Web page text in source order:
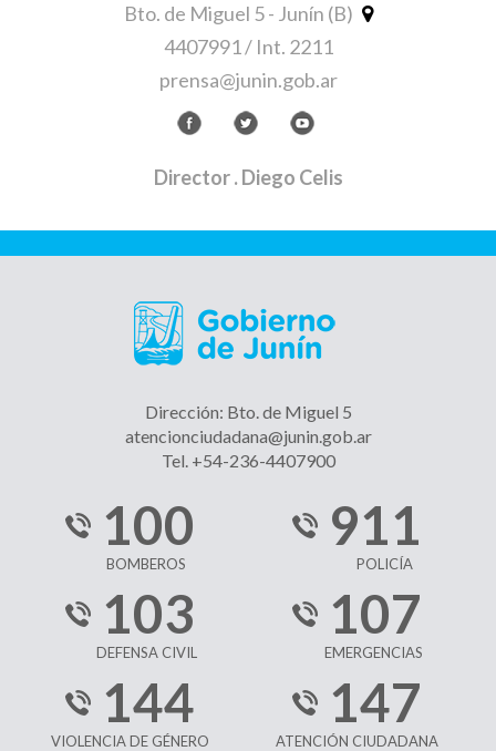
Bto. de Miguel 5 - Junín (B)
4407991 / Int. 2211
prensa@junin.gob.ar
Director. Diego Celis
Dirección: Bto. de Miguel 5
atencionciudadana@junin.gob.ar
Tel. +54-236-4407900
100
BOMBEROS
911
POLICÍA
103
DEFENSA CIVIL
107
EMERGENCIAS
144
VIOLENCIA DE GÉNERO
147
ATENCIÓN CIUDADANA